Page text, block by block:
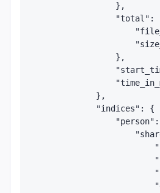
                },
"total":
                },
            },
            "indices": {